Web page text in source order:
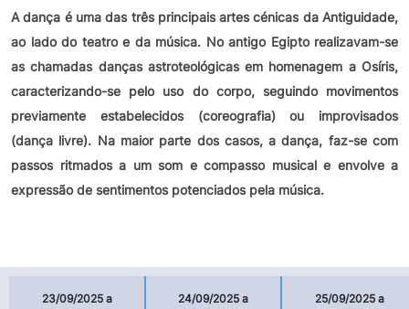
A dança é uma das três principais artes cénicas da Antiguidade,
ao lado do teatro e da música. No antigo Egipto realizavam-se
as chamadas danças astroteológicas em homenagem a Osíris,
caracterizando-se pelo uso do corpo, seguindo movimentos
previamente estabelecidos (coreografia) ou improvisados
(dança livre). Na maior parte dos casos, a dança, faz-se com
passos ritmados a um som e compasso musical e envolve a
expressão de sentimentos potenciados pela música.
23/09/2025 a
24/09/2025 a
25/09/2025 a